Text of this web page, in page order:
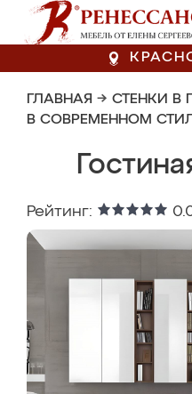
ГЛАВНАЯ → СТЕНКИ В
В СОВРЕМЕННОМ
Рейтинг: